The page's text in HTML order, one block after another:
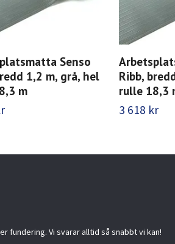
Senso
1,2 m, grå, hel
m
Ribb,
rulle 18,3
3 618 kr
fundering. Vi svarar alltid så snabbt vi kan!